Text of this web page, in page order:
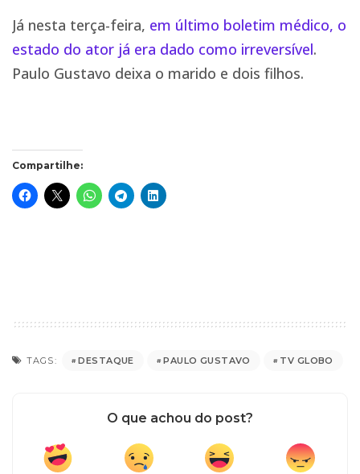
Já nesta terça-feira, em último boletim médico, o
estado do ator já era dado como irreversível.
Paulo Gustavo deixa o marido e dois filhos.
Compartilhe:
TAGS: DESTAQUE PAULO GUSTAVO TV GLOBO
O que achou do post?